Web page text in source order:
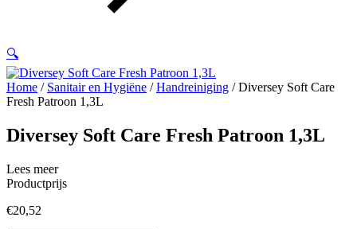
🔍
Home / Sanitair en Hygiëne /Handreiniging / Diversey Soft Care
Fresh Patroon 1,3L
Diversey Soft Care Fresh Patroon 1,3L
Lees meer
Productprijs
€20,52